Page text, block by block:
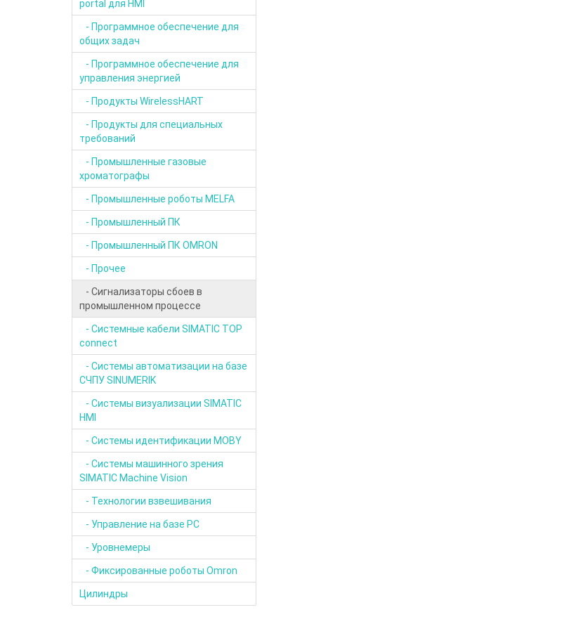
portal для HMI
- Программное обеспечение для
общих задач
- Программное обеспечение для
управления энергией
- Продукты WirelessHART
- Продукты для специальных
требований
- Промышленные газовые
хроматографы
- Промышленные роботы MELFA
- Промышленный ПК
- Промышленный ПК OMRON
- Прочее
- Сигнализаторы сбоев в
промышленном процессе
- Системные кабели SIMATIC TOP
connect
- Системы автоматизации на базе
СЧПУ SINUMERIK
- Системы визуализации SIMATIC
HMI
- Системы идентификации MOBY
- Системы машинного зрения
SIMATIC Machine Vision
- Технологии взвешивания
- Управление на базе РС
- Уровнемеры
- Фиксированные роботы Omron
Цилиндры